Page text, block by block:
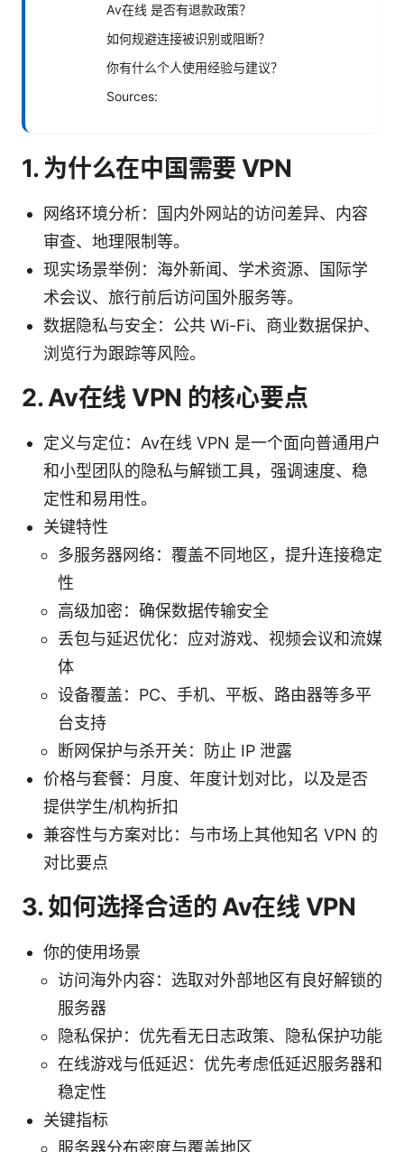
Av在线 是否有退款政策？
如何规避连接被识别或阻断？
你有什么个人使用经验与建议？
Sources:
1. 为什么在中国需要 VPN
网络环境分析：国内外网站的访问差异、内容
审查、地理限制等。
现实场景举例：海外新闻、学术资源、国际学
术会议、旅行前后访问国外服务等。
数据隐私与安全：公共 Wi-Fi、商业数据保护、
浏览行为跟踪等风险。
2. Av在线 VPN 的核心要点
定义与定位：Av在线 VPN 是一个面向普通用户
和小型团队的隐私与解锁工具，强调速度、稳
定性和易用性。
关键特性
多服务器网络：覆盖不同地区，提升连接稳定
性
高级加密：确保数据传输安全
丢包与延迟优化：应对游戏、视频会议和流媒
体
设备覆盖：PC、手机、平板、路由器等多平
台支持
断网保护与杀开关：防止 IP 泄露
价格与套餐：月度、年度计划对比，以及是否
提供学生/机构折扣
兼容性与方案对比：与市场上其他知名 VPN 的
对比要点
3. 如何选择合适的 Av在线 VPN
你的使用场景
访问海外内容：选取对外部地区有良好解锁的
服务器
隐私保护：优先看无日志政策、隐私保护功能
在线游戏与低延迟：优先考虑低延迟服务器和
稳定性
关键指标
服务器分布密度与覆盖地区